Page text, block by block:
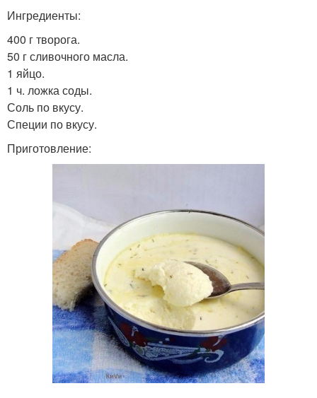
Ингредиенты:
400 г творога.
50 г сливочного масла.
1 яйцо.
1 ч. ложка соды.
Соль по вкусу.
Специи по вкусу.
Приготовление: